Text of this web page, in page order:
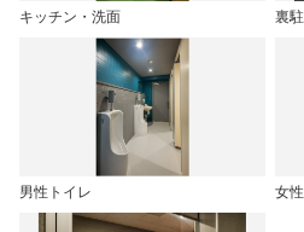
キッチン・洗面 裏
男性トイレ 女